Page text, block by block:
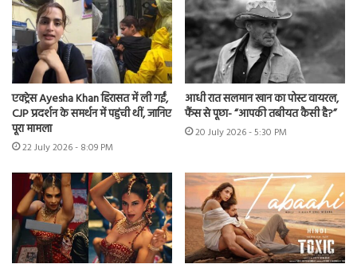
एक्ट्रेस Ayesha Khan हिरासत में ली गईं,
CJP प्रदर्शन के समर्थन में पहुंची थीं, जानिए
पूरा मामला
22 July 2026 - 8:09 PM
आधी रात सलमान खान का पोस्ट वायरल,
फैंस से पूछा- “आपकी तबीयत कैसी है?”
20 July 2026 - 5:30 PM